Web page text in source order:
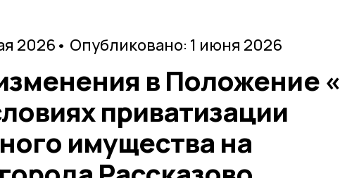
2026• Опубликовано: 1 июня 2026
в Положение
приватизации
имущества на